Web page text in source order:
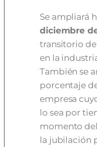
Se ampliará
diciembre
transitorio
en la
También se
porcentaje
empresa
lo sea por
momento
la jubilación